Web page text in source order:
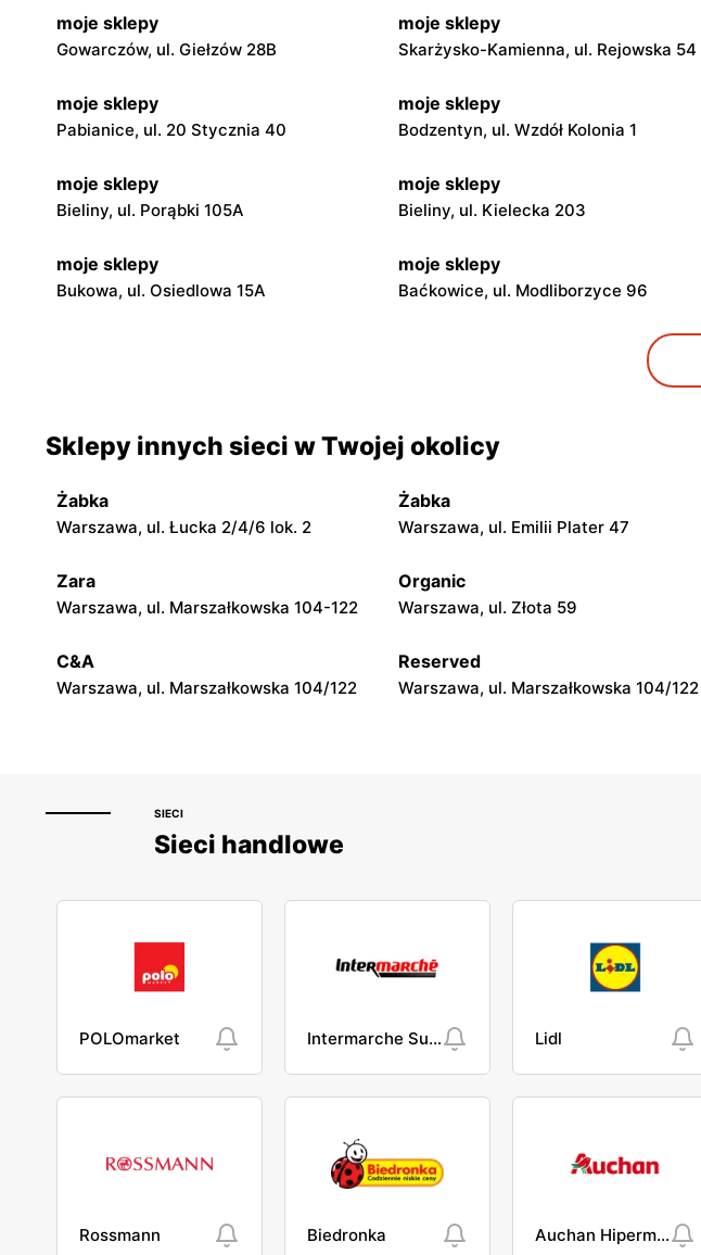
moje sklepy
Gowarczów, ul. Giełzów 28B
moje sklepy
Skarżysko-Kamienna, ul. Rejowska 54
moje sklepy
Pabianice, ul. 20 Stycznia 40
moje sklepy
Bodzentyn, ul. Wzdół Kolonia 1
moje sklepy
Bieliny, ul. Porąbki 105A
moje sklepy
Bieliny, ul. Kielecka 203
moje sklepy
Bukowa, ul. Osiedlowa 15A
moje sklepy
Baćkowice, ul. Modliborzyce 96
Jadachy, ul. Jadachy 111 Jeżowe, ul. Zalesie 77
moje sklepy
Górki, ul. Górki 71
moje sklepy
Gumniska, ul. Gumniska 157C
moje sklepy
Hyżne, ul. Hyżne 100
moje sklepy
Jarosław, ul. Pełkińska 147
Sklepy innych sieci w Twojej okolicy
Żabka
Warszawa, ul. Łucka 2/4/6 lok. 2
Żabka
Warszawa, ul. Emilii Plater 47
Zara
Warszawa, ul. Marszałkowska 104-122
Organic
Warszawa, ul. Złota 59
C&A
Warszawa, ul. Marszałkowska 104/122
Reserved
Warszawa, ul. Marszałkowska 104/122
SIECI
Sieci handlowe
POLOmarket Intermarche Super Lidl
Rossmann Biedronka Auchan Hipermarket